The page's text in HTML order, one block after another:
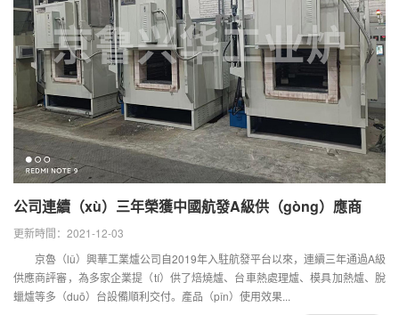
公司連續（xù）三年榮獲中國航發A級供（gòng）應商
更新時間：2021-12-03
京魯（lǔ）興華工業爐公司自2019年入駐航發平台以來，連續三年通過A級
供應商評審，為多家企業提（tí）供了焙燒爐、台車熱處理爐、模具加熱爐、脫
蠟爐等多（duō）台設備順利交付。產品（pǐn）使用效果...